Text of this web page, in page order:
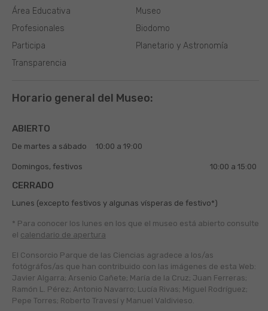
Museo
Biodomo
Planetario y Astronomía
Área Educativa
Profesionales
Participa
Transparencia
Horario general del Museo:
ABIERTO
De martes a sábado 10:00 a 19:00
Domingos, festivos 10:00 a 15:00
CERRADO
Lunes (excepto festivos y algunas vísperas de festivo*)
* Para conocer los lunes en los que el museo está abierto consulte
el calendario de apertura
El Consorcio Parque de las Ciencias agradece a los/as
fotógráfos/as que han contribuido con las imágenes de esta Web:
Javier Algarra; Arsenio Cañete; María de la Cruz; Juan Ferreras;
Ramón L. Pérez; Antonio Navarro; Lucía Rivas; Miguel Rodríguez;
Pepe Torres; Roberto Travesí y Manuel Valdivieso.